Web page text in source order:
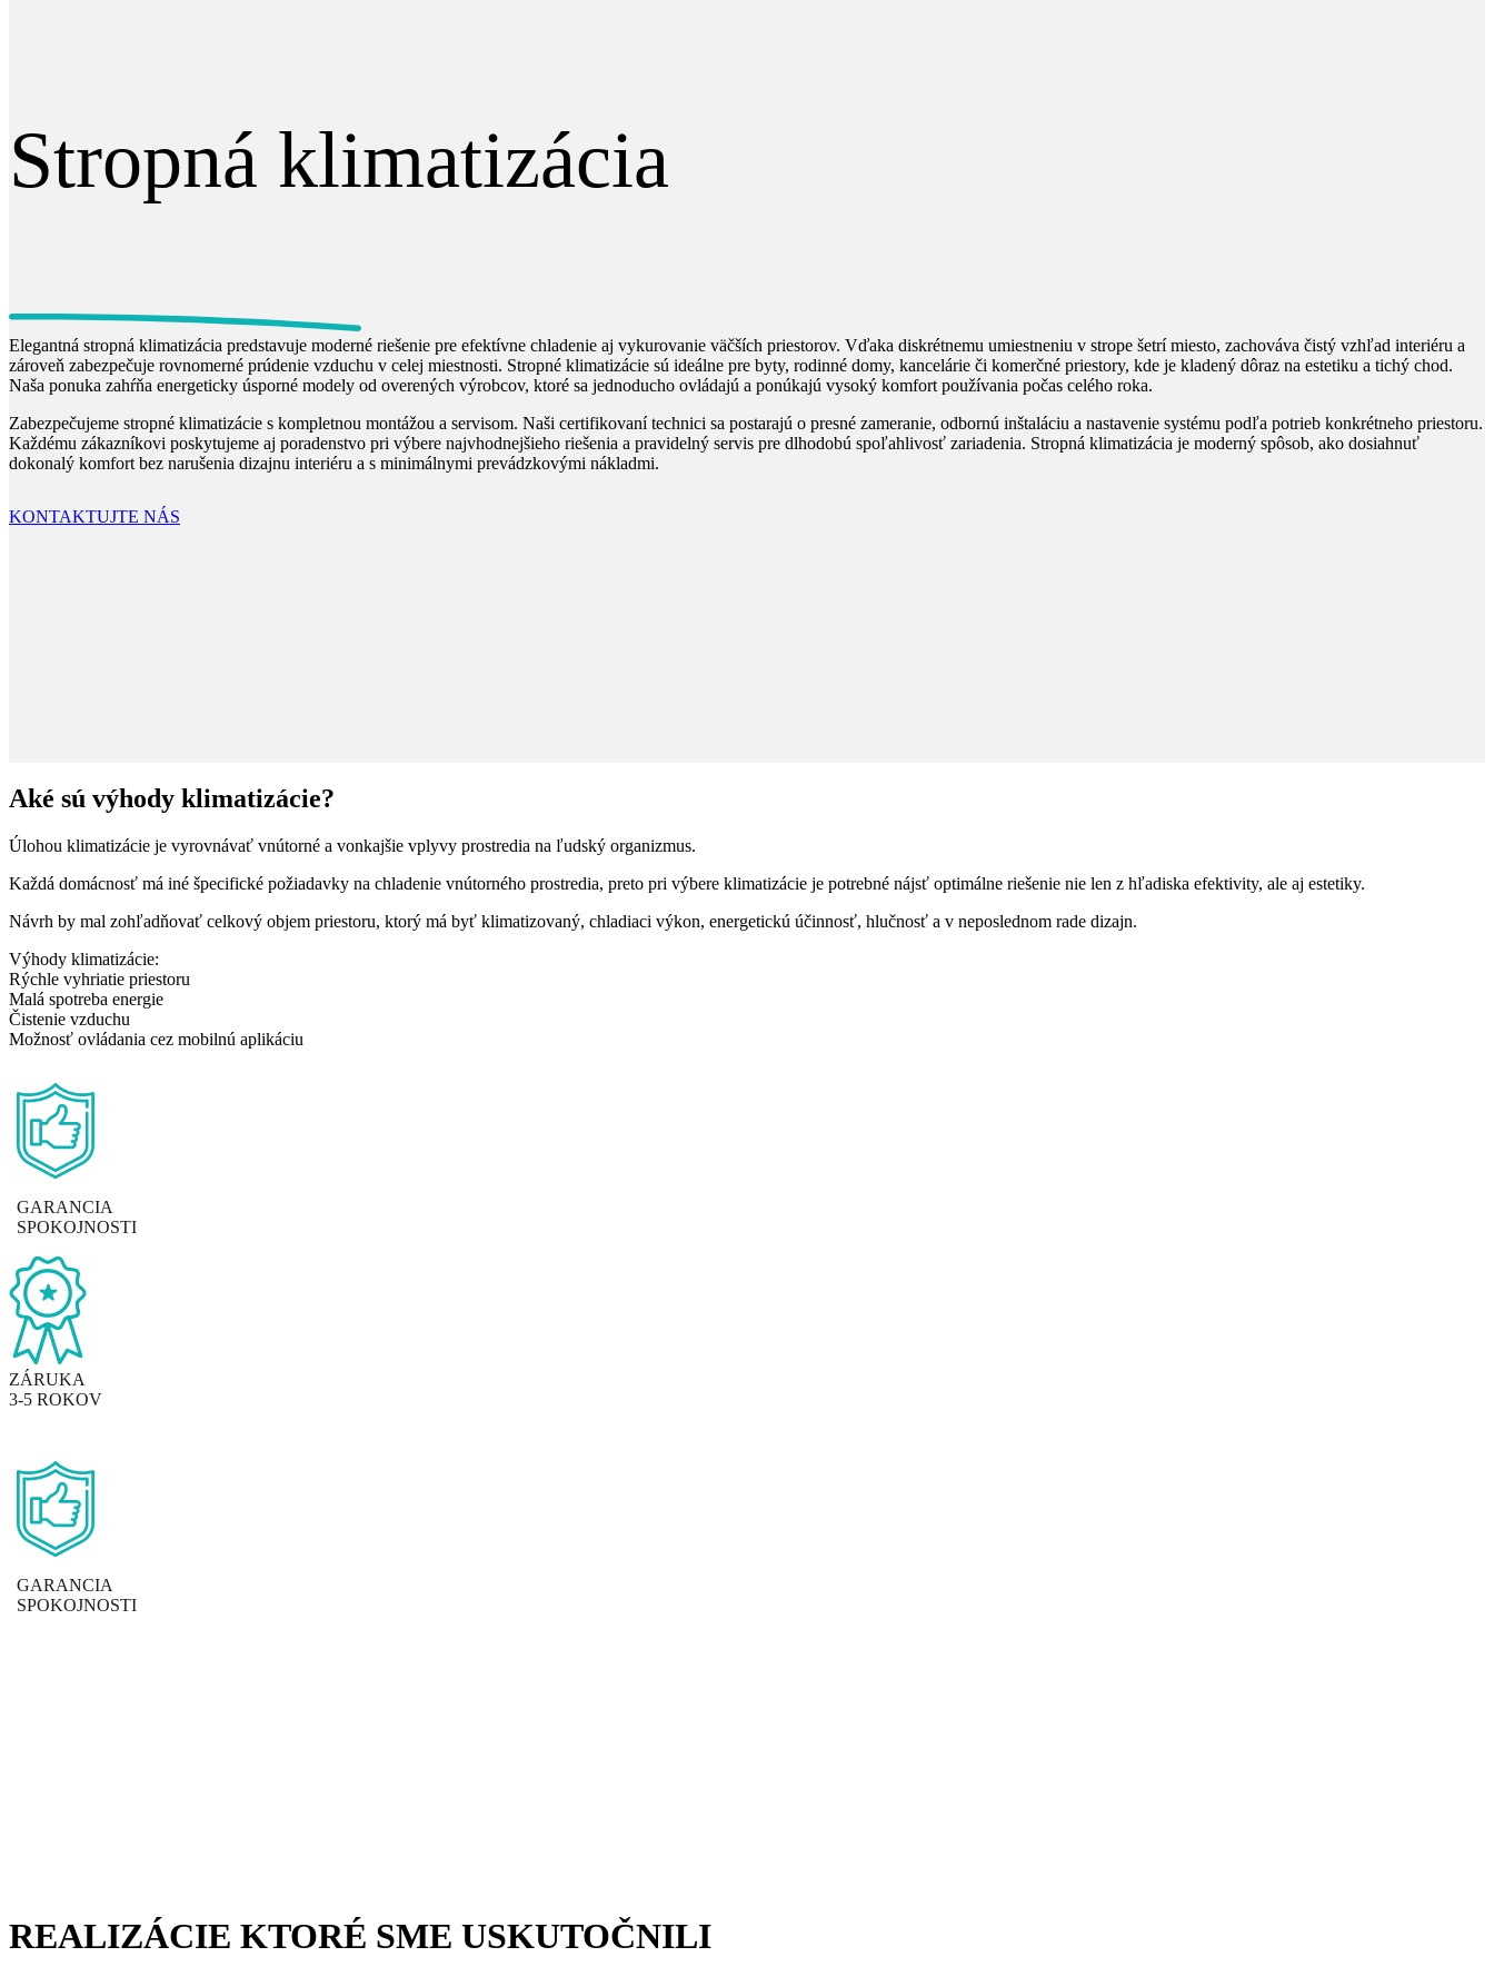
Stropná klimatizácia
Elegantná stropná klimatizácia predstavuje moderné riešenie pre efektívne chladenie aj vykurovanie väčších priestorov. Vďaka diskrétnemu umiestneniu v strope šetrí miesto, zachováva čistý vzhľad interiéru a
zároveň zabezpečuje rovnomerné prúdenie vzduchu v celej miestnosti. Stropné klimatizácie sú ideálne pre byty, rodinné domy, kancelárie či komerčné priestory, kde je kladený dôraz na estetiku a tichý chod.
Naša ponuka zahŕňa energeticky úsporné modely od overených výrobcov, ktoré sa jednoducho ovládajú a ponúkajú vysoký komfort používania počas celého roka.
Zabezpečujeme stropné klimatizácie s kompletnou montážou a servisom. Naši certifikovaní technici sa postarajú o presné zameranie, odbornú inštaláciu a nastavenie systému podľa potrieb konkrétneho priestoru.
Každému zákazníkovi poskytujeme aj poradenstvo pri výbere najvhodnejšieho riešenia a pravidelný servis pre dlhodobú spoľahlivosť zariadenia. Stropná klimatizácia je moderný spôsob, ako dosiahnuť
dokonalý komfort bez narušenia dizajnu interiéru a s minimálnymi prevádzkovými nákladmi.
KONTAKTUJTE NÁS
Aké sú výhody klimatizácie?
Úlohou klimatizácie je vyrovnávať vnútorné a vonkajšie vplyvy prostredia na ľudský organizmus.
Každá domácnosť má iné špecifické požiadavky na chladenie vnútorného prostredia, preto pri výbere klimatizácie je potrebné nájsť optimálne riešenie nie len z hľadiska efektivity, ale aj estetiky.
Návrh by mal zohľadňovať celkový objem priestoru, ktorý má byť klimatizovaný, chladiaci výkon, energetickú účinnosť, hlučnosť a v neposlednom rade dizajn.
Výhody klimatizácie:
Rýchle vyhriatie priestoru
Malá spotreba energie
Čistenie vzduchu
Možnosť ovládania cez mobilnú aplikáciu
GARANCIA
SPOKOJNOSTI
ZÁRUKA
3-5 ROKOV
GARANCIA
SPOKOJNOSTI
REALIZÁCIE KTORÉ SME USKUTOČNILI